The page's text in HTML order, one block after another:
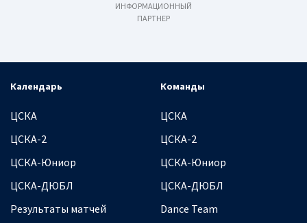
ИНФОРМАЦИОННЫЙ
ПАРТНЕР
Календарь
ЦСКА
ЦСКА-2
ЦСКА-Юниор
ЦСКА-ДЮБЛ
Результаты матчей
Команды
ЦСКА
ЦСКА-2
ЦСКА-Юниор
ЦСКА-ДЮБЛ
Dance Team